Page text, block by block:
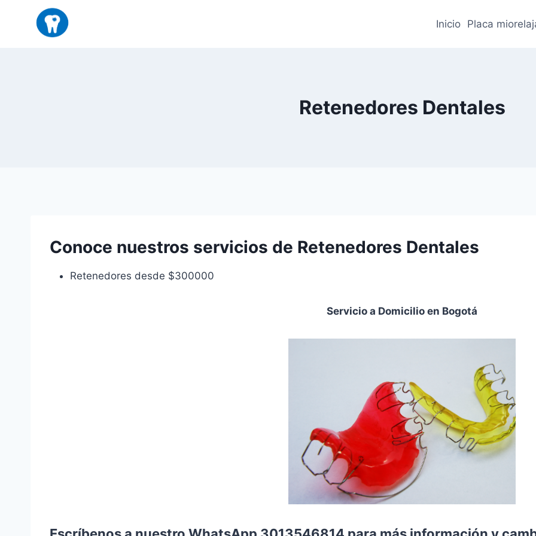
contenido
Inicio Placa
Retenedores Dentales
Conoce nuestros servicios de Retenedores Dentales
Retenedores desde $300000
Servicio a Domicilio en Bogotá